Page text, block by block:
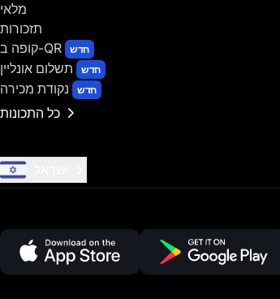
מלאי
תזכורות
קופה ב-QR
חדש
חדש
חדש
כל התכונות